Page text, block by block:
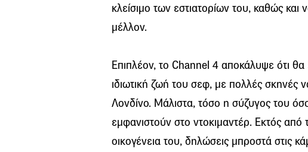
κλείσιμο των εστιατορίων του, καθώς και
μέλλον.
Επιπλέον, το Channel 4 αποκάλυψε ότι
ιδιωτική ζωή του σεφ, με πολλές σκηνές
Λονδίνο. Μάλιστα, τόσο η σύζυγος του
εμφανιστούν στο ντοκιμαντέρ. Εκτός από
οικογένεια του, δηλώσεις μπροστά στις